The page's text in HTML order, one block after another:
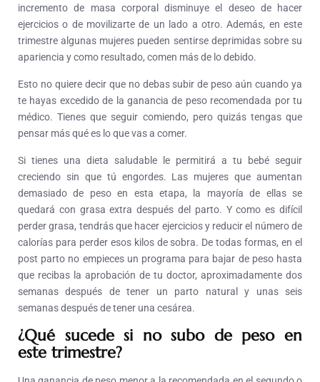
incremento de masa corporal disminuye el deseo de hacer
ejercicios o de movilizarte de un lado a otro. Además, en este
trimestre algunas mujeres pueden sentirse deprimidas sobre su
apariencia y como resultado, comen más de lo debido.
Esto no quiere decir que no debas subir de peso aún cuando ya
te hayas excedido de la ganancia de peso recomendada por tu
médico. Tienes que seguir comiendo, pero quizás tengas que
pensar más qué es lo que vas a comer.
Si tienes una dieta saludable le permitirá a tu bebé seguir
creciendo sin que tú engordes. Las mujeres que aumentan
demasiado de peso en esta etapa, la mayoría de ellas se
quedará con grasa extra después del parto. Y como es difícil
perder grasa, tendrás que hacer ejercicios y reducir el número de
calorías para perder esos kilos de sobra. De todas formas, en el
post parto no empieces un programa para bajar de peso hasta
que recibas la aprobación de tu doctor, aproximadamente dos
semanas después de tener un parto natural y unas seis
semanas después de tener una cesárea.
¿Qué sucede si no subo de peso en
este trimestre?